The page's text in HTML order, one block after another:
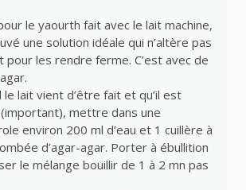
le yaourth fait avec le lait machine,
une solution idéale qui n’altère pas
pour les rendre ferme. C’est avec de
le lait vient d’être fait et qu’il est
mettre dans une
environ 200 ml d’eau et 1 cuillère à
d’agar-agar. Porter à ébullition
le mélange bouillir de 1 à 2 mn pas